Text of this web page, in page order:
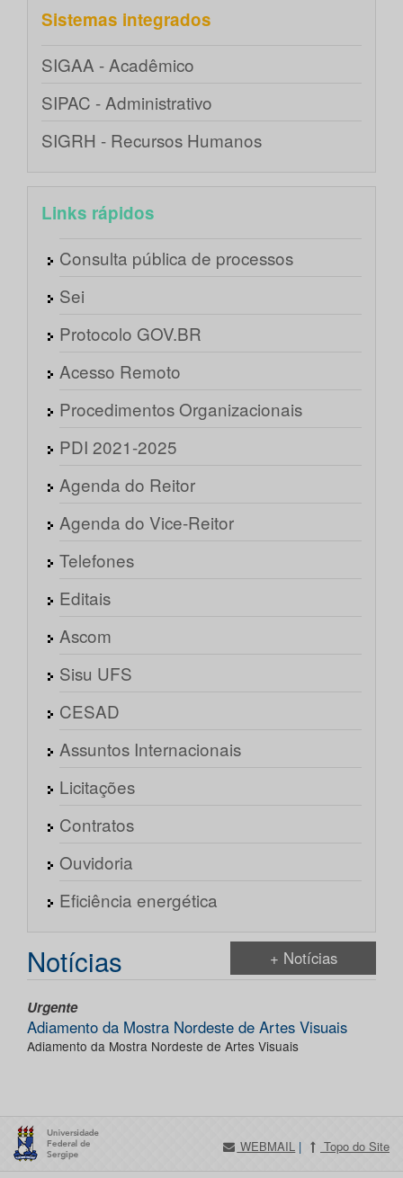
Sistemas integrados
SIGAA - Acadêmico
SIPAC - Administrativo
SIGRH - Recursos Humanos
Links rápidos
Consulta pública de processos
Sei
Protocolo GOV.BR
Acesso Remoto
Procedimentos Organizacionais
PDI 2021-2025
Agenda do Reitor
Agenda do Vice-Reitor
Telefones
Editais
Ascom
Sisu UFS
CESAD
Assuntos Internacionais
Licitações
Contratos
Ouvidoria
Eficiência energética
Notícias + Notícias
Urgente
Adiamento da Mostra Nordeste de Artes Visuais
Adiamento da Mostra Nordeste de Artes Visuais
WEBMAIL | Topo do Site